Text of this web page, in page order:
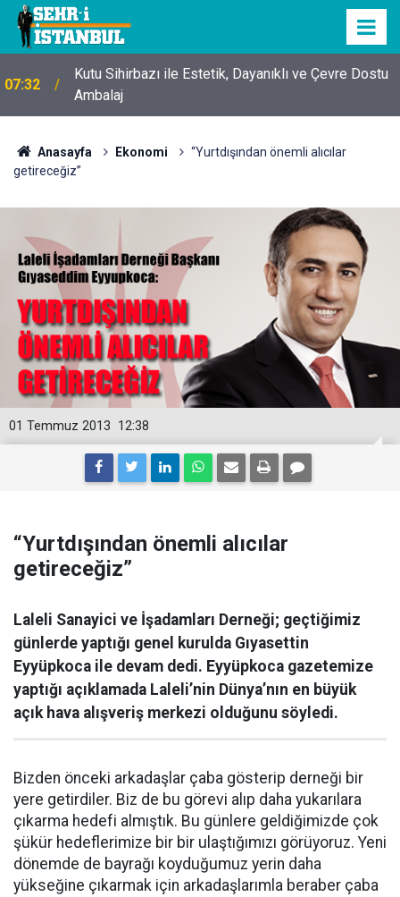
07:32
Kutu Sihirbazı ile Estetik, Dayanıklı ve Çevre Dostu
Ambalaj
Anasayfa Ekonomi
“Yurtdışından önemli alıcılar
getireceğiz”
12:38
01 Temmuz 2013
“Yurtdışından önemli alıcılar
getireceğiz”
Laleli Sanayici ve İşadamları Derneği; geçtiğimiz
günlerde yaptığı genel kurulda Gıyasettin
Eyyüpkoca ile devam dedi. Eyyüpkoca gazetemize
yaptığı açıklamada Laleli’nin Dünya’nın en büyük
açık hava alışveriş merkezi olduğunu söyledi.
Bizden önceki arkadaşlar çaba gösterip derneği bir
yere getirdiler. Biz de bu görevi alıp daha yukarılara
çıkarma hedefi almıştık. Bu günlere geldiğimizde çok
şükür hedeflerimize bir bir ulaştığımızı görüyoruz. Yeni
dönemde de bayrağı koyduğumuz yerin daha
yükseğine çıkarmak için arkadaşlarımla beraber çaba